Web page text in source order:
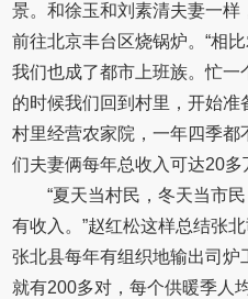
景。和徐玉和刘素清夫妻一
前往北京丰台区烧锅炉。“相
我们也成了都市上班族。忙
的时候我们回到村里，开始
村里经营农家院，一年四季都
们夫妻俩每年总收入可达20多
“夏天当村民，冬天当市
有收入。”赵红松这样总结张
张北县每年有组织地输出司炉
就有200多对，每个供暖季人